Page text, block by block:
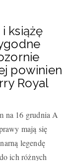
książę
powinien
Royal
na 16 grudnia A
mają się
legendę
ich różnych